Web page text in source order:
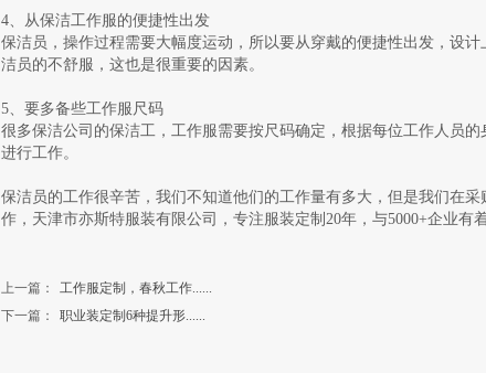
4、从保洁工作服的便捷性出发
保洁员，操作过程需要大幅度运动，所以要从穿戴的便捷性出发，设
洁员的不舒服，这也是很重要的因素。
5、要多备些工作服尺码
很多保洁公司的保洁工，工作服需要按尺码确定，根据每位工作人员
进行工作。
保洁员的工作很辛苦，我们不知道他们的工作量有多大，但是我们在
作，天津市亦斯特服装有限公司，专注服装定制20年，与5000+企业有
上一篇：
工作服定制，春秋工作......
下一篇：
职业装定制6种提升形......